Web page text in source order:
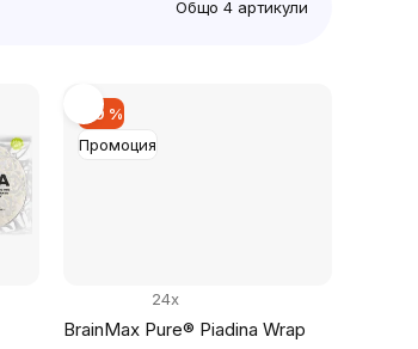
Общо 4 артикули
Промоция
–19 %
BrainMax Pure® Piadina Wrap
24x